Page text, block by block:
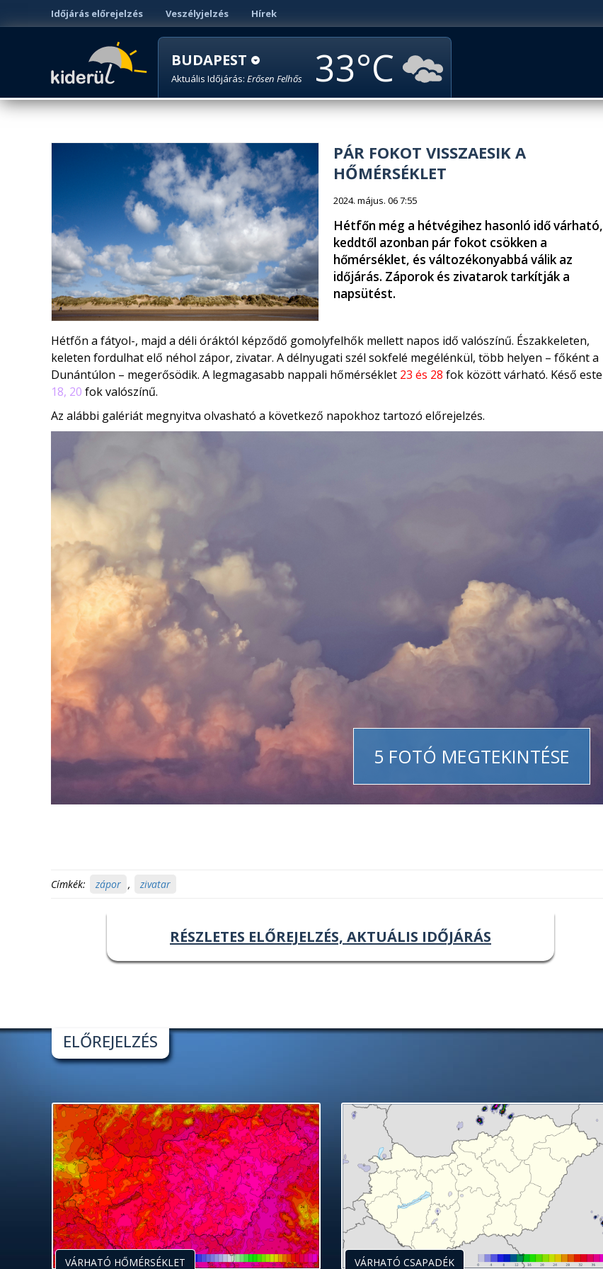
Időjárás előrejelzés Veszélyjelzés Hírek
BUDAPEST
Aktuális Időjárás: Erősen Felhős 33
PÁR FOKOT VISSZAESIK A
HŐMÉRSÉKLET
2024. május. 06 7:55
Hétfőn még a hétvégihez hasonló idő várható,
keddtől azonban pár fokot csökken a
hőmérséklet, és változékonyabbá válik az
időjárás. Záporok és zivatarok tarkítják a
napsütést.
Hétfőn a fátyol-, majd a déli óráktól képződő gomolyfelhők mellett napos idő valószínű. Északkeleten,
keleten fordulhat elő néhol zápor, zivatar. A délnyugati szél sokfelé megélénkül, több helyen – főként a
Dunántúlon – megerősödik. A legmagasabb nappali hőmérséklet 23 és 28 fok között várható. Késő este
18, 20 fok valószínű.
Az alábbi galériát megnyitva olvasható a következő napokhoz tartozó előrejelzés.
5 FOTÓ MEGTEKINTÉSE
Címkék: zápor , zivatar
RÉSZLETES ELŐREJELZÉS, AKTUÁLIS IDŐJÁRÁS
ELŐREJELZÉS
VÁRHATÓ HŐMÉRSÉKLET VÁRHATÓ CSAPADÉK